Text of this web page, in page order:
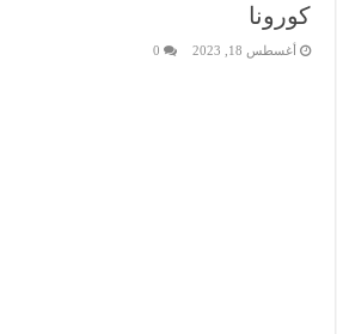
كورونا
أغسطس 18, 2023 0